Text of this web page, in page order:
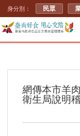
身分別： 民眾
網傳本市羊
衛生局說明